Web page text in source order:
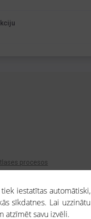
procesos
iestatītas automātiski,
sīkdatnes. Lai uzzinātu
atzīmēt savu izvēli.